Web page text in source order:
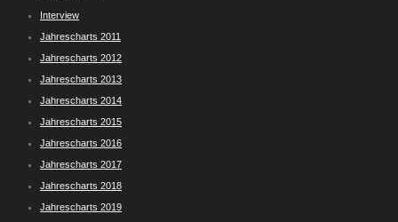
Interview
Jahrescharts 2011
Jahrescharts 2012
Jahrescharts 2013
Jahrescharts 2014
Jahrescharts 2015
Jahrescharts 2016
Jahrescharts 2017
Jahrescharts 2018
Jahrescharts 2019